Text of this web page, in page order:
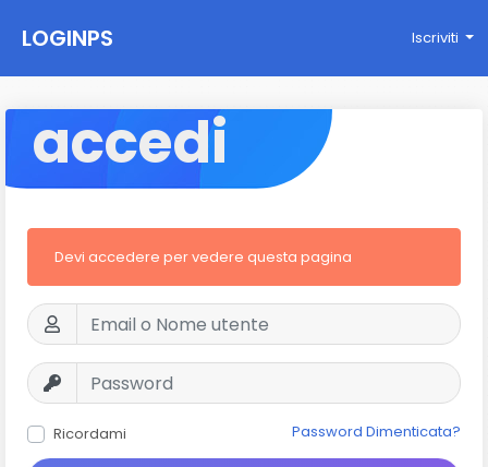
LOGINPS Iscriviti
accedi
Devi accedere per vedere questa pagina
Ricordami Password Dimenticata?